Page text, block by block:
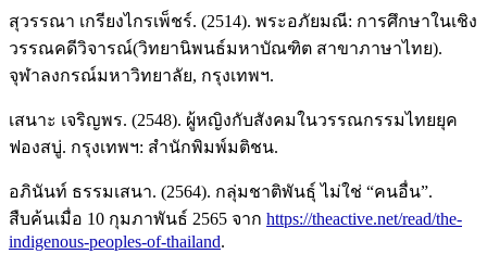
สุวรรณา เกรียงไกรเพ็ชร์. (2514). พระอภัยมณี: การศึกษาในเชิง
วรรณคดีวิจารณ์(วิทยานิพนธ์มหาบัณฑิต สาขาภาษาไทย).
จุฬาลงกรณ์มหาวิทยาลัย, กรุงเทพฯ.
เสนาะ เจริญพร. (2548). ผู้หญิงกับสังคมในวรรณกรรมไทยยุค
ฟองสบู่. กรุงเทพฯ: สำนักพิมพ์มติชน.
อภินันท์ ธรรมเสนา. (2564). กลุ่มชาติพันธุ์ ไม่ใช่ “คนอื่น”.
สืบค้นเมื่อ 10 กุมภาพันธ์ 2565 จาก https://theactive.net/read/the-
indigenous-peoples-of-thailand.